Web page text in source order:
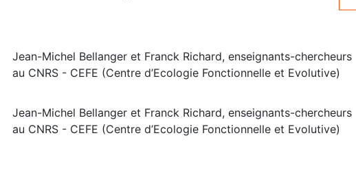
Jean-Michel Bellanger et Franck Richard, enseignants-chercheurs
au CNRS - CEFE (Centre d’Ecologie Fonctionnelle et Evolutive)
Jean-Michel Bellanger et Franck Richard, enseignants-chercheurs
au CNRS - CEFE (Centre d’Ecologie Fonctionnelle et Evolutive)